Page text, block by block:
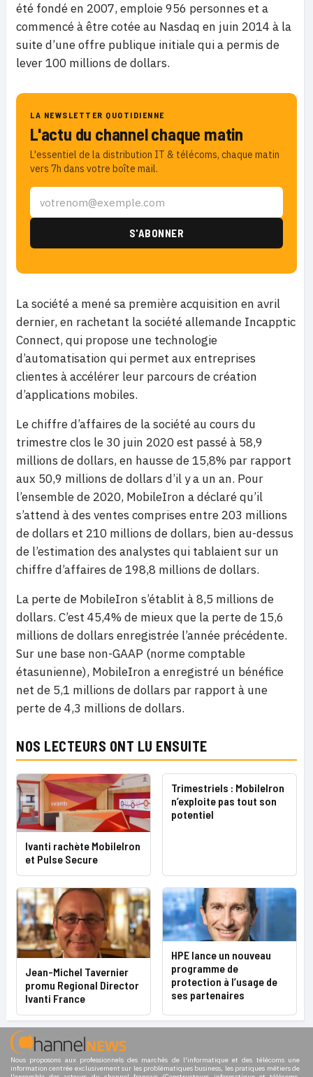
été fondé en 2007, emploie 956 personnes et a
commencé à être cotée au Nasdaq en juin 2014 à la
suite d’une offre publique initiale qui a permis de
lever 100 millions de dollars.
LA NEWSLETTER QUOTIDIENNE
L'actu du channel chaque matin
L'essentiel de la distribution IT & télécoms, chaque matin
vers 7h dans votre boîte mail.
La société a mené sa première acquisition en avril
dernier, en rachetant la société allemande Incapptic
Connect, qui propose une technologie
d’automatisation qui permet aux entreprises
clientes à accélérer leur parcours de création
d’applications mobiles.
Le chiffre d’affaires de la société au cours du
trimestre clos le 30 juin 2020 est passé à 58,9
millions de dollars, en hausse de 15,8% par rapport
aux 50,9 millions de dollars d’il y a un an. Pour
l’ensemble de 2020, MobileIron a déclaré qu’il
s’attend à des ventes comprises entre 203 millions
de dollars et 210 millions de dollars, bien au-dessus
de l’estimation des analystes qui tablaient sur un
chiffre d’affaires de 198,8 millions de dollars.
La perte de MobileIron s’établit à 8,5 millions de
dollars. C’est 45,4% de mieux que la perte de 15,6
millions de dollars enregistrée l’année précédente.
Sur une base non-GAAP (norme comptable
étasunienne), MobileIron a enregistré un bénéfice
net de 5,1 millions de dollars par rapport à une
perte de 4,3 millions de dollars.
NOS LECTEURS ONT LU ENSUITE
Ivanti rachète MobileIron
et Pulse Secure
Trimestriels : MobileIron
n’exploite pas tout son
potentiel
Jean-Michel Tavernier
promu Regional Director
Ivanti France
HPE lance un nouveau
programme de
protection à l’usage de
ses partenaires
Nous proposons aux professionnels des marchés de l'informatique et des télécoms une
information centrée exclusivement sur les problématiques business, les pratiques métiers de